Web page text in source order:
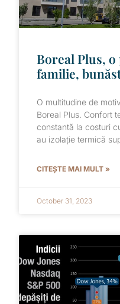
Boreal Plus, o
familie,
O multitudine de
Boreal Plus. Confort
constantă la costuri
au izolație termică
CITEȘTE MAI MULT »
October 31, 2023